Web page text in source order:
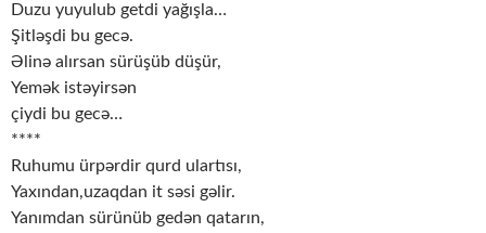
Duzu yuyulub getdi yağışla…
Şitləşdi bu gecə.
Əlinə alırsan sürüşüb düşür,
Yemək istəyirsən
çiydi bu gecə…
****
Ruhumu ürpərdir qurd ulartısı,
Yaxından,uzaqdan it səsi gəlir.
Yanımdan sürünüb gedən qatarın,